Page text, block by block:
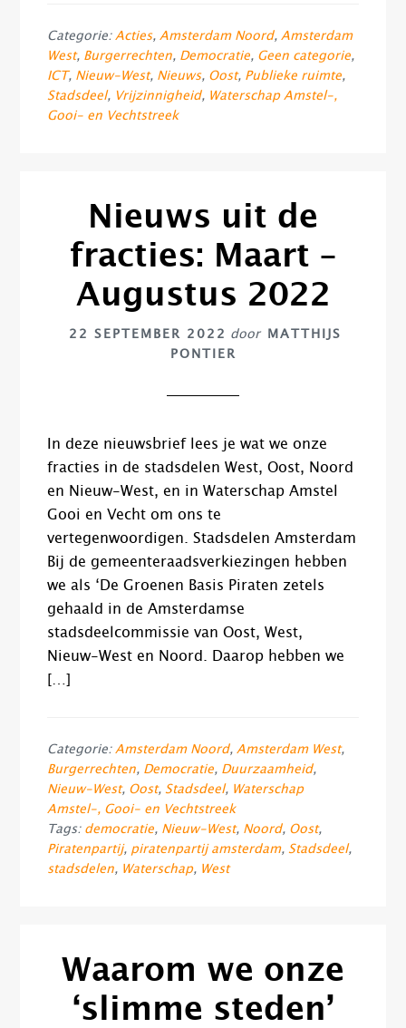
Categorie: Acties, Amsterdam Noord, Amsterdam
West, Burgerrechten, Democratie, Geen categorie,
ICT, Nieuw-West, Nieuws, Oost, Publieke ruimte,
Stadsdeel, Vrijzinnigheid, Waterschap Amstel-,
Gooi- en Vechtstreek
Nieuws uit de
fracties: Maart –
Augustus 2022
22 SEPTEMBER 2022 door MATTHIJS
PONTIER
In deze nieuwsbrief lees je wat we onze
fracties in de stadsdelen West, Oost, Noord
en Nieuw-West, en in Waterschap Amstel
Gooi en Vecht om ons te
vertegenwoordigen. Stadsdelen Amsterdam
Bij de gemeenteraadsverkiezingen hebben
we als ‘De Groenen Basis Piraten zetels
gehaald in de Amsterdamse
stadsdeelcommissie van Oost, West,
Nieuw-West en Noord. Daarop hebben we
Categorie:Amsterdam Noord,Amsterdam West,
Burgerrechten, Democratie, Duurzaamheid,
Nieuw-West, Oost,Stadsdeel, Waterschap
Amstel-, Gooi- en Vechtstreek
Tags: democratie, Nieuw-West, Noord, Oost,
Piratenpartij, piratenpartij amsterdam,Stadsdeel,
stadsdelen, Waterschap, West
Waarom we onze
‘slimme steden’